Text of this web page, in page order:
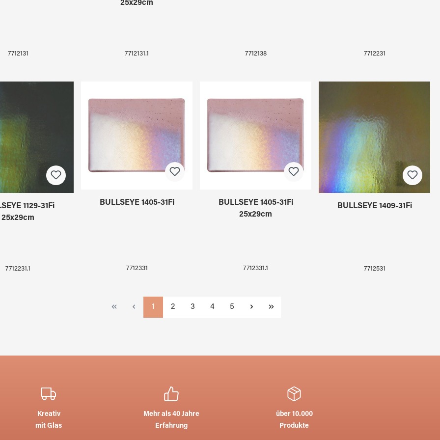
7712131
25x29cm
7712131.1 7712138 7712231
1129-31Fi
25x29cm
7712231.1
BULLSEYE 1405-31Fi
7712331
BULLSEYE 1405-31Fi
25x29cm
7712331.1
BULLSEYE 1409-31Fi
7712531
Seite
1 Seite
2 Seite
3 Seite
4 Seite
5
Kreativ
mit Glas
Mehr als 40 Jahre
Erfahrung
über 10.000
Produkte